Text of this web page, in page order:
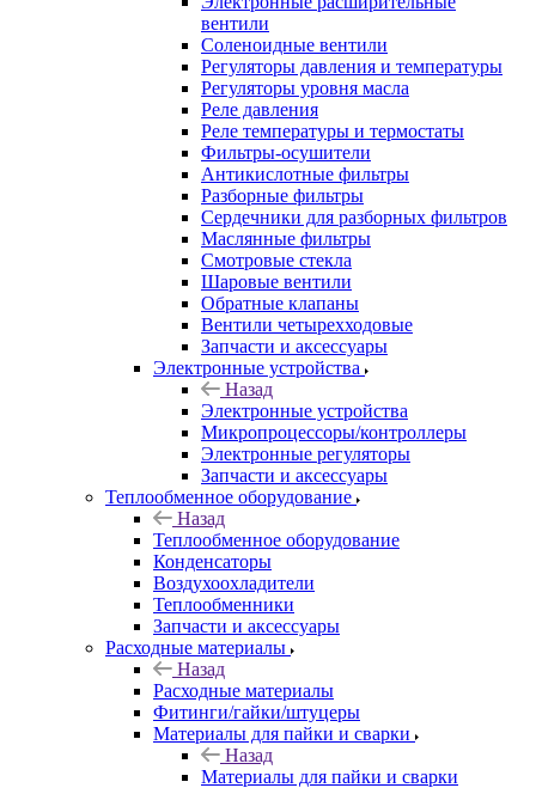
вентили
Соленоидные вентили
Регуляторы давления и температуры
Регуляторы уровня масла
Реле давления
Реле температуры и термостаты
Фильтры-осушители
Антикислотные фильтры
Разборные фильтры
Сердечники для разборных фильтров
Маслянные фильтры
Смотровые стекла
Шаровые вентили
Обратные клапаны
Вентили четырехходовые
Запчасти и аксессуары
Электронные устройства
Назад
Электронные устройства
Микропроцессоры/контроллеры
Электронные регуляторы
Запчасти и аксессуары
Теплообменное оборудование
Назад
Теплообменное оборудование
Конденсаторы
Воздухоохладители
Теплообменники
Запчасти и аксессуары
Расходные материалы
Назад
Расходные материалы
Фитинги/гайки/штуцеры
Материалы для пайки и сварки
Назад
Материалы для пайки и сварки